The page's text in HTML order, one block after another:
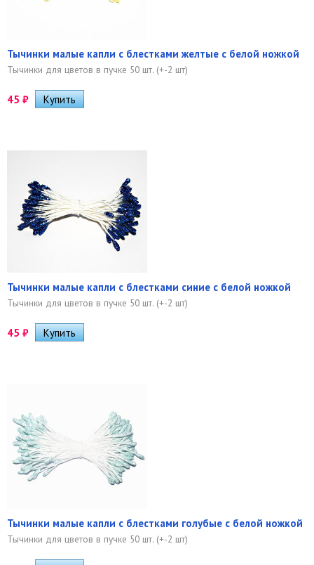
Тычинки малые капли с блестками желтые с белой ножкой
Тычинки для цветов в пучке 50 шт. (+-2 шт)
45 ₽
Тычинки малые капли с блестками синие с белой ножкой
Тычинки для цветов в пучке 50 шт. (+-2 шт)
45 ₽
Тычинки малые капли с блестками голубые с белой ножкой
Тычинки для цветов в пучке 50 шт. (+-2 шт)